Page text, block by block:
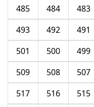
483
484
485
491
492
493
499
500
501
507
508
509
515
516
517